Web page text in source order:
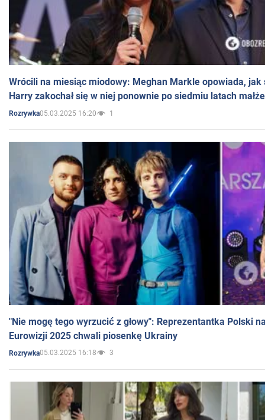
Wrócili na miesiąc miodowy: Meghan Markle opowiada, jak
Harry zakochał się w niej ponownie po siedmiu latach
Rozrywka05.03.2025 16:20 1
"Nie mogę tego wyrzucić z głowy": Reprezentantka Polski
Eurowizji 2025 chwali piosenkę Ukrainy
Rozrywka05.03.2025 16:18 3